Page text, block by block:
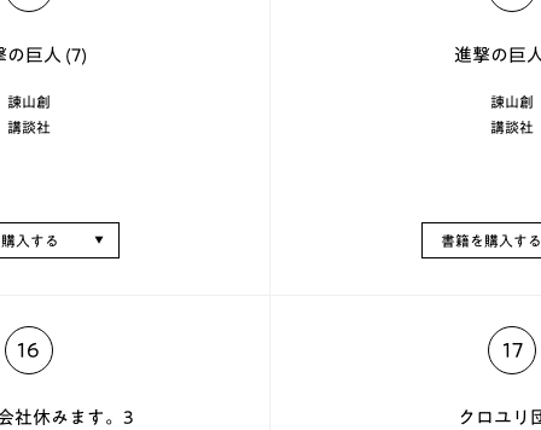
の巨人 (7)
諫山創
講談社
入する
進撃の巨
諫山創
講談社
書籍を購入する
16
社休みます。3
17
クロユリ